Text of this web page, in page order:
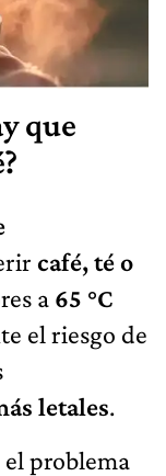
que
café, té o
a 65 °C
el riesgo de
letales.
problema